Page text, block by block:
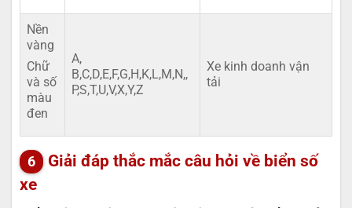
Nền
vàng
Chữ
và số
màu
đen
A,
B,C,D,E,F,G,H,K,L,M,N,,
P,S,T,U,V,X,Y,Z
Xe kinh doanh vận
tải
Giải đáp thắc mắc câu hỏi về biển số
xe